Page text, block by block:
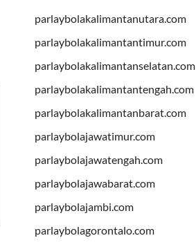
parlaybolakalimantanutara.com
parlaybolakalimantantimur.com
parlaybolakalimantanselatan.com
parlaybolakalimantantengah.com
parlaybolakalimantanbarat.com
parlaybolajawatimur.com
parlaybolajawatengah.com
parlaybolajawabarat.com
parlaybolajambi.com
parlaybolagorontalo.com